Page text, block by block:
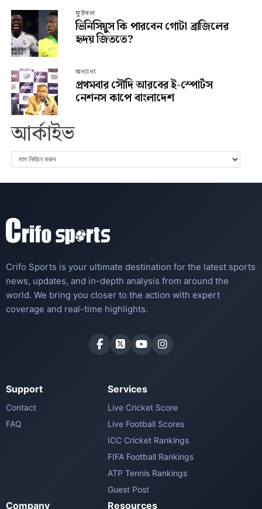
ফুটবল
ভিনিসিয়ুস কি পারবেন গোটা ব্রাজিলের
হৃদয় জিততে?
অন্যান্য
প্রথমবার সৌদি আরবের ই-স্পোর্টস
নেশনস কাপে বাংলাদেশ
আর্কাইভ
Crifo Sports is your ultimate destination for the latest sports
news, updates, and in-depth analysis from around the
world. We bring you closer to the action with expert
coverage and real-time highlights.
Support
Contact
FAQ
Services
Live Cricket Score
Live Football Scores
ICC Cricket Rankings
FIFA Football Rankings
ATP Tennis Rankings
Guest Post
Company Resources